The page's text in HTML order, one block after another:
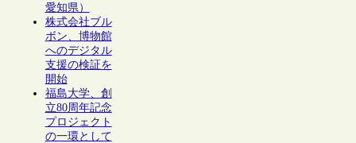
愛知県）
株式会社ブル
ボン、博物館
へのデジタル
支援の検証を
開始
福島大学、創
立80周年記念
プロジェクト
の一環として